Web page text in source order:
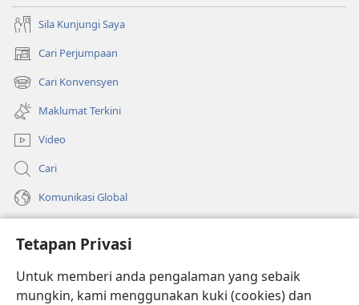
Tetapan Privasi
Untuk memberi anda pengalaman yang sebaik
mungkin, kami menggunakan kuki (cookies) dan
Sila Kunjungi Saya
Cari Perjumpaan
(membuka
tetingkap
baharu)
Cari Konvensyen
(membuka
tetingkap
baharu)
Maklumat Terkini
Video
Cari
Komunikasi Global
(membuka
tetingkap